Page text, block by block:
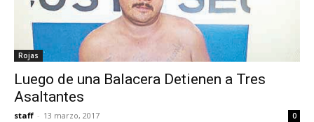
Rojas
Luego de una Balacera Detienen a Tres
Asaltantes
staff - 13 marzo, 2017 0